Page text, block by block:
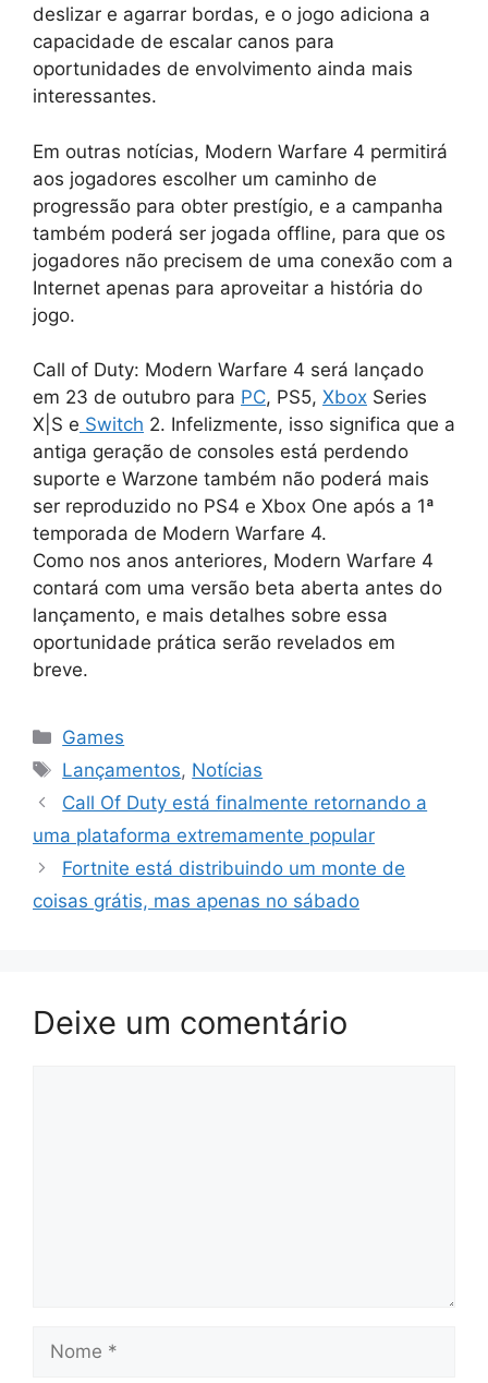
deslizar e agarrar bordas, e o jogo adiciona a
capacidade de escalar canos para
oportunidades de envolvimento ainda mais
interessantes.
Em outras notícias, Modern Warfare 4 permitirá
aos jogadores escolher um caminho de
progressão para obter prestígio, e a campanha
também poderá ser jogada offline, para que os
jogadores não precisem de uma conexão com a
Internet apenas para aproveitar a história do
jogo.
Call of Duty: Modern Warfare 4 será lançado
em 23 de outubro para PC, PS5, Xbox Series
X|S e Switch 2. Infelizmente, isso significa que a
antiga geração de consoles está perdendo
suporte e Warzone também não poderá mais
ser reproduzido no PS4 e Xbox One após a 1ª
temporada de Modern Warfare 4.
Como nos anos anteriores, Modern Warfare 4
contará com uma versão beta aberta antes do
lançamento, e mais detalhes sobre essa
oportunidade prática serão revelados em
breve.
Categorias
Games
Tags
Lançamentos, Notícias
Call Of Duty está finalmente retornando a
uma plataforma extremamente popular
Fortnite está distribuindo um monte de
coisas grátis, mas apenas no sábado
Deixe um comentário
Nome